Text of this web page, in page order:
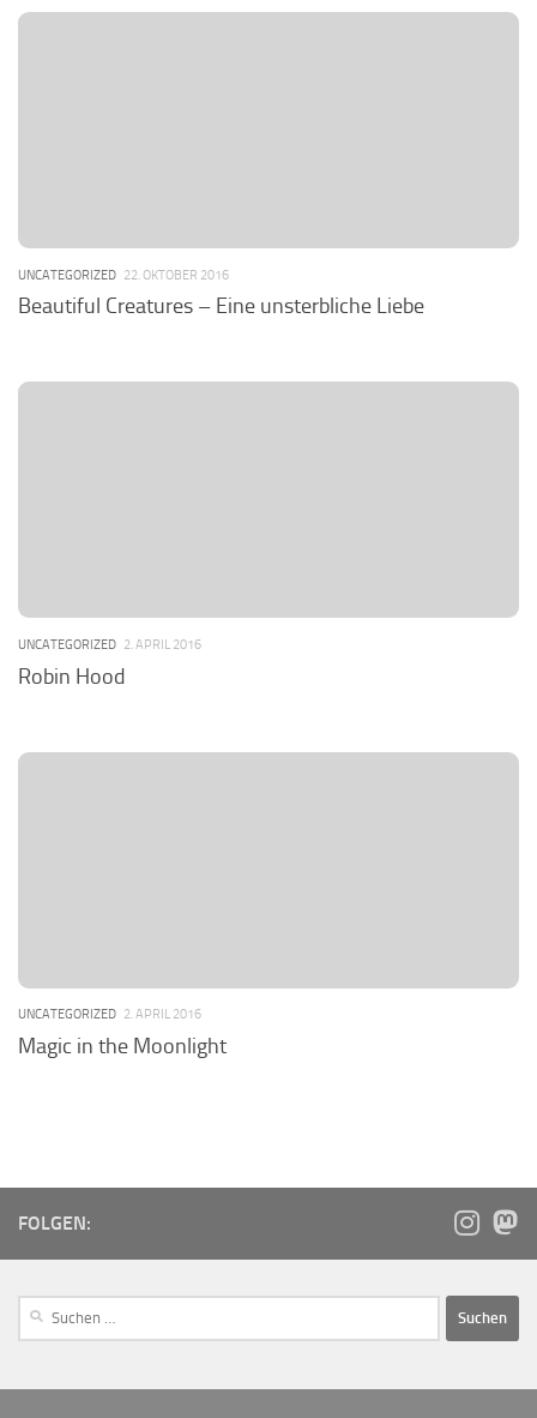
UNCATEGORIZED 22. OKTOBER 2016
Beautiful Creatures – Eine unsterbliche Liebe
UNCATEGORIZED 2. APRIL 2016
Robin Hood
UNCATEGORIZED 2. APRIL 2016
Magic in the Moonlight
FOLGEN: